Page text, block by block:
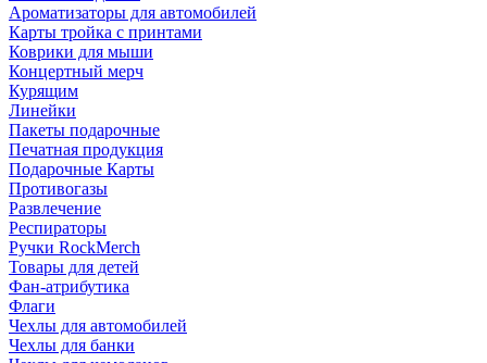
Ароматизаторы для автомобилей
Карты тройка с принтами
Коврики для мыши
Концертный мерч
Курящим
Линейки
Пакеты подарочные
Печатная продукция
Подарочные Карты
Противогазы
Развлечение
Респираторы
Ручки RockMerch
Товары для детей
Фан-атрибутика
Флаги
Чехлы для автомобилей
Чехлы для банки